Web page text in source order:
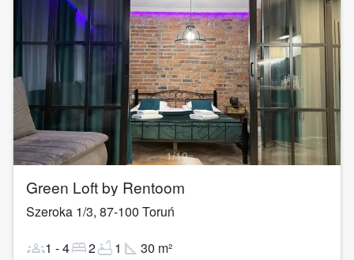
1/19
Green Loft by Rentoom
Szeroka 1/3, 87-100 Toruń
groups1 -4bed2bathtub1 square_foot 30 m²